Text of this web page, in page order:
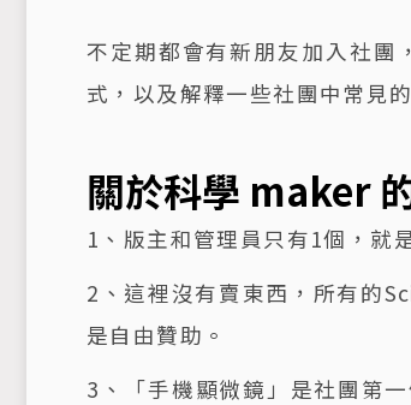
不定期都會有新朋友加入社
式，以及解釋一些社團中常見
關於科學 maker
1、版主和管理員只有1個，就
2、這裡沒有賣東西，所有的
是自由贊助。
3、「手機顯微鏡」是社團第